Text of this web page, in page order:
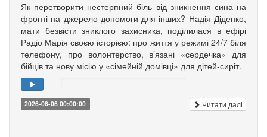
Як перетворити нестерпний біль від зникнення сина на
фронті на джерело допомоги для інших? Надія Діденко,
мати безвісти зниклого захисника, поділилася в ефірі
Радіо Марія своєю історією: про життя у режимі 24/7 біля
телефону, про волонтерство, в’язані «сердечка» для
бійців та нову місію у «сімейній домівці» для дітей-сиріт.
2026-08-06 00:00:00 Читати далі